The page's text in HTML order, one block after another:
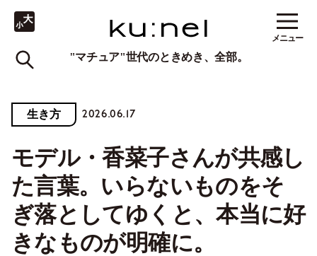
"マチュア"世代のときめき、全部。
メニュー
生き方 2026.06.17
モデル・香菜子さんが共感し
た言葉。いらないものをそ
ぎ落としてゆくと、本当に好
きなものが明確に。